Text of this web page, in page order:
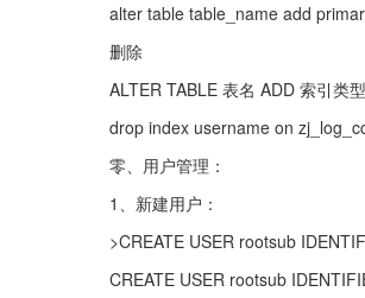
alter table table_name add
删除
ALTER TABLE 表名 ADD 索引类
drop index username on
零、用户管理：
1、新建用户：
>CREATE USER rootsub
CREATE USER rootsub